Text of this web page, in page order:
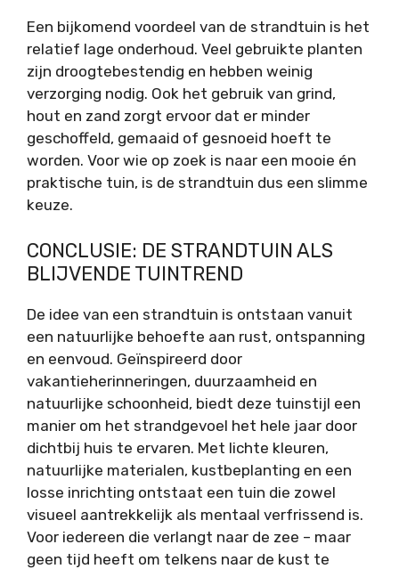
Een bijkomend voordeel van de strandtuin is het
relatief lage onderhoud. Veel gebruikte planten
zijn droogtebestendig en hebben weinig
verzorging nodig. Ook het gebruik van grind,
hout en zand zorgt ervoor dat er minder
geschoffeld, gemaaid of gesnoeid hoeft te
worden. Voor wie op zoek is naar een mooie én
praktische tuin, is de strandtuin dus een slimme
keuze.
CONCLUSIE: DE STRANDTUIN ALS
BLIJVENDE TUINTREND
De idee van een strandtuin is ontstaan vanuit
een natuurlijke behoefte aan rust, ontspanning
en eenvoud. Geïnspireerd door
vakantieherinneringen, duurzaamheid en
natuurlijke schoonheid, biedt deze tuinstijl een
manier om het strandgevoel het hele jaar door
dichtbij huis te ervaren. Met lichte kleuren,
natuurlijke materialen, kustbeplanting en een
losse inrichting ontstaat een tuin die zowel
visueel aantrekkelijk als mentaal verfrissend is.
Voor iedereen die verlangt naar de zee – maar
geen tijd heeft om telkens naar de kust te